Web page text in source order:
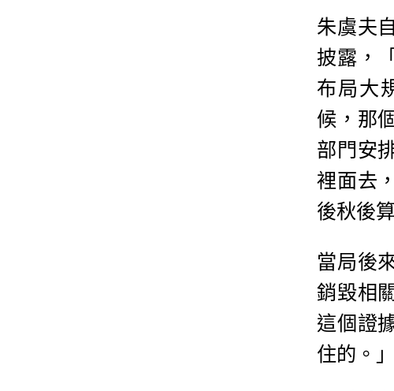
朱虞夫
披露，
布局大
候，那
部門安
裡面去
後秋後
當局後
銷毀相
這個證
住的。」